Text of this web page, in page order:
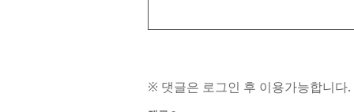
※ 댓글은 로그인 후 이용가능합니다.